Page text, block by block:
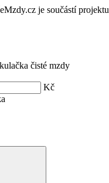
je součástí projektu
čisté mzdy
Kč